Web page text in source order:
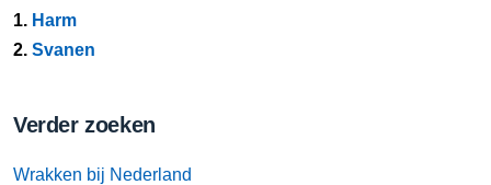
1. Harm
2. Svanen
Verder zoeken
Wrakken bij Nederland